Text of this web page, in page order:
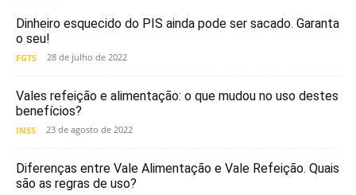
Dinheiro esquecido do PIS ainda pode ser sacado. Garanta
o seu!
FGTS 28 de julho de 2022
Vales refeição e alimentação: o que mudou no uso destes
benefícios?
INSS 23 de agosto de 2022
Diferenças entre Vale Alimentação e Vale Refeição. Quais
são as regras de uso?